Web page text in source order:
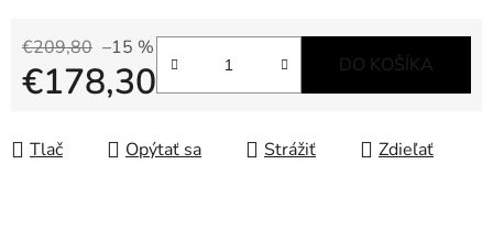
€209,80 –15 %
€178,30 DO KOŠÍKA
Tlač Opýtať sa Strážiť Zdieľať